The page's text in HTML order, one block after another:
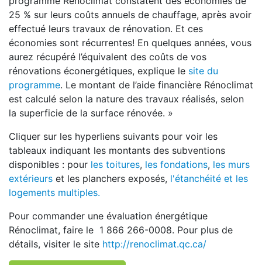
25 % sur leurs coûts annuels de chauffage, après avoir
effectué leurs travaux de rénovation. Et ces
économies sont récurrentes! En quelques années, vous
aurez récupéré l’équivalent des coûts de vos
rénovations éconergétiques, explique le site du
programme. Le montant de l’aide financière Rénoclimat
est calculé selon la nature des travaux réalisés, selon
la superficie de la surface rénovée. »
Cliquer sur les hyperliens suivants pour voir les
tableaux indiquant les montants des subventions
disponibles : pour les toitures, les fondations, les murs
extérieurs et les planchers exposés, l'étanchéité et les
logements multiples.
Pour commander une évaluation énergétique
Rénoclimat, faire le 1 866 266-0008. Pour plus de
détails, visiter le site http://renoclimat.qc.ca/